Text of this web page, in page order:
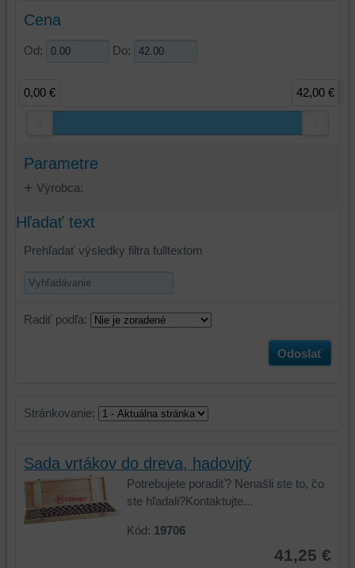
Cena
Od: Do:
0,00 € 42,00 €
Parametre
Výrobca:
Hľadať text
Prehľadať výsledky filtra fulltextom
Radiť podľa:
Odoslať
Stránkovanie:
Sada vrtákov do dreva, hadovitý
Potrebujete poradiť? Nenašli ste to, čo
ste hľadali?Kontaktujte...
Kód: 19706
41,25 €